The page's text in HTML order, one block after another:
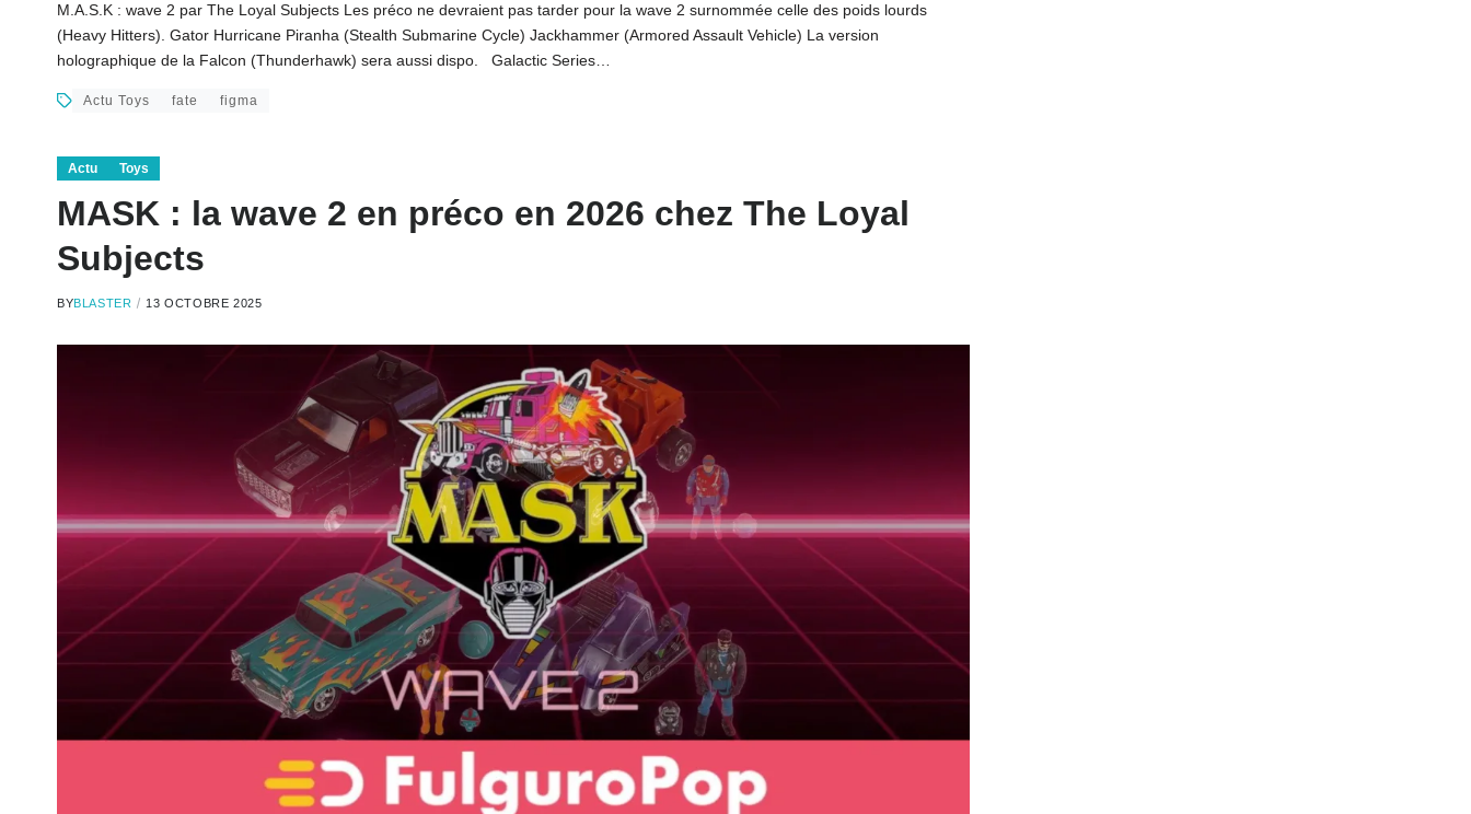
M.A.S.K : wave 2 par The Loyal Subjects Les préco ne devraient pas tarder pour la wave 2 surnommée celle des poids lourds
(Heavy Hitters). Gator Hurricane Piranha (Stealth Submarine Cycle) Jackhammer (Armored Assault Vehicle) La version
holographique de la Falcon (Thunderhawk) sera aussi dispo. Galactic Series…
Actu Toys fate figma
Actu Toys
MASK : la wave 2 en préco en 2026 chez The Loyal
Subjects
BYBLASTER 13 OCTOBRE 2025